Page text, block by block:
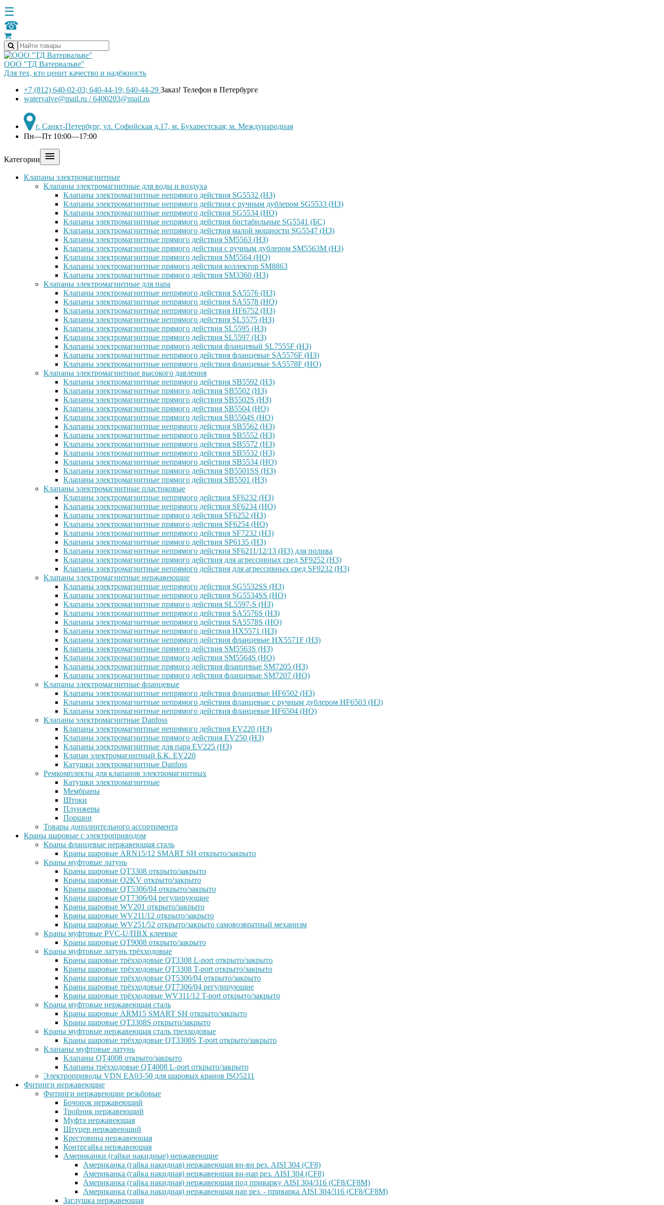
☰
☎
ООО "ТД Ватервальве"
Для тех, кто ценит качество и надёжность
+7 (812) 640-02-03; 640-44-19; 640-44-29 Заказ! Телефон в Петербурге
watervalve@mail.ru / 6400203@mail.ru
г. Санкт-Петербург, ул. Софийская д.17, м. Бухарестская; м. Международная
Пн—Пт 10:00—17:00
Категории 
Клапаны электромагнитные
Клапаны электромагнитные для воды и воздуха
Клапаны электромагнитные непрямого действия SG5532 (НЗ)
Клапаны электромагнитные непрямого действия с ручным дублером SG5533 (НЗ)
Клапаны электромагнитные непрямого действия SG5534 (НО)
Клапаны электромагнитные непрямого действия бистабильные SG5541 (БС)
Клапаны электромагнитные непрямого действия малой мощности SG5547 (НЗ)
Клапаны электромагнитные прямого действия SM5563 (НЗ)
Клапаны электромагнитные прямого действия с ручным дублером SM5563M (НЗ)
Клапаны электромагнитные прямого действия SM5564 (НО)
Клапаны электромагнитные прямого дейcтвия коллектор SM8863
Клапаны электромагнитные прямого действия SM3360 (НЗ)
Клапаны электромагнитные для пара
Клапаны электромагнитные непрямого действия SA5576 (НЗ)
Клапаны электромагнитные непрямого действия SA5578 (НО)
Клапаны электромагнитные непрямого действия HF6752 (НЗ)
Клапаны электромагнитные непрямого действия SL5575 (НЗ)
Клапаны электромагнитные прямого действия SL5595 (НЗ)
Клапаны электромагнитные прямого действия SL5597 (НЗ)
Клапаны электромагнитные прямого действия фланцевый SL7555F (НЗ)
Клапаны электромагнитные непрямого действия фланцевые SA5576F (НЗ)
Клапаны электромагнитные непрямого действия фланцевые SA5578F (НО)
Клапаны электромагнитные высокого давления
Клапаны электромагнитные непрямого действия SB5592 (НЗ)
Клапаны электромагнитные прямого действия SB5502 (НЗ)
Клапаны электромагнитные прямого действия SB5502S (НЗ)
Клапаны электромагнитные прямого действия SB5504 (НО)
Клапаны электромагнитные прямого действия SB5504S (НО)
Клапаны электромагнитные непрямого действия SB5562 (НЗ)
Клапаны электромагнитные непрямого действия SB5552 (НЗ)
Клапаны электромагнитные непрямого действия SB5572 (НЗ)
Клапаны электромагнитные непрямого действия SB5532 (НЗ)
Клапаны электромагнитные непрямого действия SB5534 (НО)
Клапаны электромагнитные прямого действия SB5501SS (НЗ)
Клапаны электромагнитные прямого действия SB5501 (НЗ)
Клапаны электромагнитные пластиковые
Клапаны электромагнитные непрямого действия SF6232 (НЗ)
Клапаны электромагнитные непрямого действия SF6234 (НО)
Клапаны электромагнитные прямого действия SF6252 (НЗ)
Клапаны электромагнитные прямого действия SF6254 (НО)
Клапаны электромагнитные непрямого действия SF7232 (НЗ)
Клапаны электромагнитные прямого действия SP6135 (НЗ)
Клапаны электромагнитные непрямого действия SF6211/12/13 (НЗ) для полива
Клапаны электромагнитные прямого действия для агрессивных сред SF9252 (H3)
Клапаны электромагнитные непрямого действия для агрессивных сред SF9232 (H3)
Клапаны электромагнитные нержавеющие
Клапаны электромагнитные непрямого действия SG5532SS (НЗ)
Клапаны электромагнитные непрямого действия SG5534SS (НО)
Клапаны электромагнитные прямого действия SL5597-S (НЗ)
Клапаны электромагнитные непрямого действия SA5576S (НЗ)
Клапаны электромагнитные непрямого действия SA5578S (НО)
Клапаны электромагнитные непрямого действия HX5571 (НЗ)
Клапаны электромагнитные непрямого действия фланцевые HX5571F (НЗ)
Клапаны электромагнитные прямого действия SM5563S (НЗ)
Клапаны электромагнитные прямого действия SM5564S (НО)
Клапаны электромагнитные прямого действия фланцевые SM7205 (НЗ)
Клапаны электромагнитные прямого действия фланцевые SM7207 (НО)
Клапаны электромагнитные фланцевые
Клапаны электромагнитные непрямого действия фланцевые HF6502 (НЗ)
Клапаны электромагнитные непрямого действия фланцевые с ручным дублером HF6503 (Н3)
Клапаны электромагнитные непрямого действия фланцевые HF6504 (НО)
Клапаны электромагнитные Danfoss
Клапаны электромагнитные непрямого действия EV220 (НЗ)
Клапаны электромагнитные прямого действия EV250 (НЗ)
Клапаны электромагнитные для пара EV225 (НЗ)
Клапан электромагнитный Б.К. EV220
Катушки электромагнитные Danfoss
Ремкомплекты для клапанов электромагнитных
Катушки электромагнитные
Мембраны
Штоки
Плунжеры
Поршни
Товары дополнительного ассортимента
Краны шаровые с электроприводом
Краны фланцевые нержавеющая сталь
Краны шаровые ARN15/12 SMART SH открыто/закрыто
Краны муфтовые латунь
Краны шаровые QT3308 открыто/закрыто
Краны шаровые O2KV открыто/закрыто
Краны шаровые QT5306/04 открыто/закрыто
Краны шаровые QT7306/04 регулирующие
Краны шаровые WV201 открыто/закрыто
Краны шаровые WV211/12 открыто/закрыто
Краны шаровые WV251/52 открыто/закрыто самовозвратный механизм
Краны муфтовые PVC-U/ПВХ клеевые
Краны шаровые QT9008 открыто/закрыто
Краны муфтовые латунь трёхходовые
Краны шаровые трёхходовые QT3308 L-port открыто/закрыто
Краны шаровые трёхходовые QT3308 T-port открыто/закрыто
Краны шаровые трёхходовые QT5306/04 открыто/закрыто
Краны шаровые трёхходовые QT7306/04 регулирующие
Краны шаровые трёхходовые WV311/12 T-port открыто/закрыто
Краны муфтовые нержавеющая сталь
Краны шаровые ARM15 SMART SH открыто/закрыто
Краны шаровые QT3308S открыто/закрыто
Краны муфтовые нержавеющая сталь трехходовые
Краны шаровые трёхходовые QT3308S T-port открыто/закрыто
Клапаны муфтовые латунь
Клапаны QT4008 открыто/закрыто
Клапаны трёхходовые QT4008 L-port открыто/закрыто
Электроприводы VDN EA03-50 для шаровых кранов ISO5211
Фитинги нержавеющие
Фитинги нержавеющие резьбовые
Бочонок нержавеющий
Тройник нержавеющий
Муфта нержавеющая
Штуцер нержавеющий
Крестовина нержавеющая
Контргайка нержавеющая
Американки (гайки накидные) нержавеющие
Американка (гайка накидная) нержавеющая вн-вн рез. AISI 304 (CF8)
Американка (гайка накидная) нержавеющая вн-нар рез. AISI 304 (CF8)
Американка (гайка накидная) нержавеющая под приварку AISI 304/316 (CF8/CF8M)
Американка (гайка накидная) нержавеющая нар рез. - приварка AISI 304/316 (CF8/CF8M)
Заглушка нержавеющая